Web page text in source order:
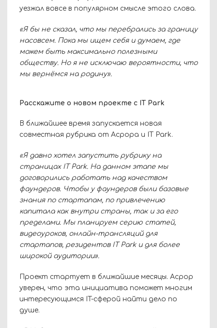
уезжал вовсе в популярном смысле этого слова.
«Я бы не сказал, что мы перебрались за границу
насовсем. Пока мы ищем себя и думаем, где
можем быть максимально полезными
обществу. Но я не исключаю вероятности, что
мы вернёмся на родину».
Расскажите о новом проекте с IT Park
В ближайшее время запускается новая
совместная рубрика от Асрора и
Park.
«Я давно хотел запустить рубрику на
страницах IT Park. На данном этапе мы
договорились работать над качеством
фаундеров. Чтобы у фаундеров были базовые
знания по стартапам, по привлечению
капитала как внутри страны, так и за его
пределами. Мы планируем серию статей,
видеоуроков, онлайн-трансляций для
стартапов, резидентов IT Park и для более
широкой аудитории».
Проект стартует в ближайшие месяцы. Асрор
уверен, что эта инициатива поможет многим
интересующимся
-сферой найти дело по
душе.